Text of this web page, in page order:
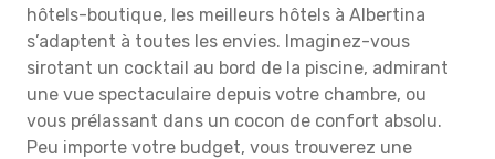
hôtels-boutique, les meilleurs hôtels à Albertina
s’adaptent à toutes les envies. Imaginez-vous
sirotant un cocktail au bord de la piscine, admirant
une vue spectaculaire depuis votre chambre, ou
vous prélassant dans un cocon de confort absolu.
Peu importe votre budget, vous trouverez une